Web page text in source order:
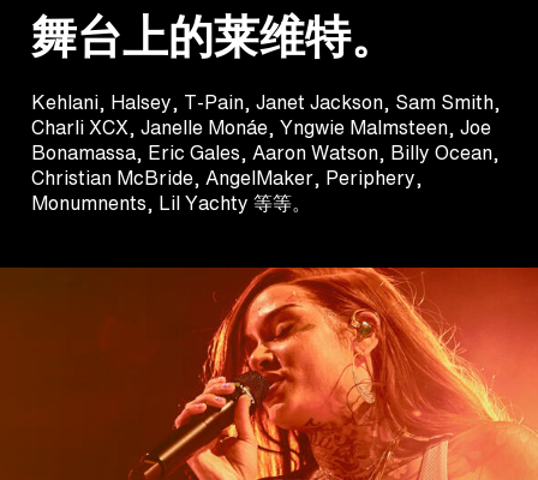
舞台上的莱维特。
Kehlani, Halsey, T-Pain, Janet Jackson, Sam Smith,
Charli XCX, Janelle Monáe, Yngwie Malmsteen, Joe
Bonamassa, Eric Gales, Aaron Watson, Billy Ocean,
Christian McBride, AngelMaker, Periphery,
Monumnents, Lil Yachty 等等。